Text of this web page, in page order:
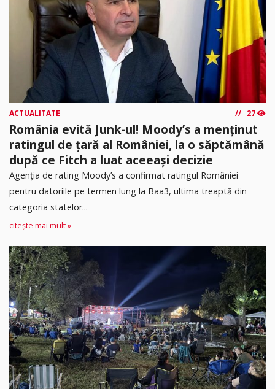
ACTUALITATE 27
România evită Junk-ul! Moody’s a menținut
ratingul de țară al României, la o săptămână
după ce Fitch a luat aceeași decizie
Agenția de rating Moody’s a confirmat ratingul României
pentru datoriile pe termen lung la Baa3, ultima treaptă din
categoria statelor...
citește mai mult »